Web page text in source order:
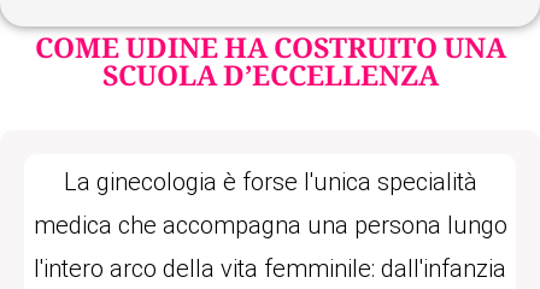
COME UDINE HA COSTRUITO UNA
SCUOLA D’ECCELLENZA
La ginecologia è forse l'unica specialità
medica che accompagna una persona lungo
l'intero arco della vita femminile: dall'infanzia